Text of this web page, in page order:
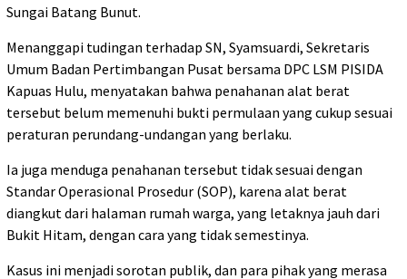
Sungai Batang Bunut.
Menanggapi tudingan terhadap SN, Syamsuardi, Sekretaris
Umum Badan Pertimbangan Pusat bersama DPC LSM PISIDA
Kapuas Hulu, menyatakan bahwa penahanan alat berat
tersebut belum memenuhi bukti permulaan yang cukup sesuai
peraturan perundang-undangan yang berlaku.
Ia juga menduga penahanan tersebut tidak sesuai dengan
Standar Operasional Prosedur (SOP), karena alat berat
diangkut dari halaman rumah warga, yang letaknya jauh dari
Bukit Hitam, dengan cara yang tidak semestinya.
Kasus ini menjadi sorotan publik, dan para pihak yang merasa